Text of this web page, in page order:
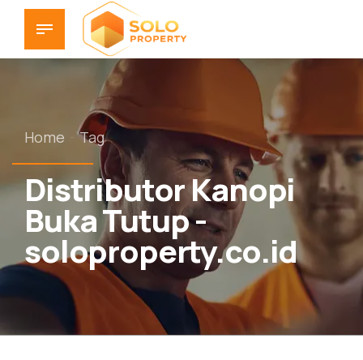
Home Tag
Distributor Kanopi
Buka Tutup -
soloproperty.co.id